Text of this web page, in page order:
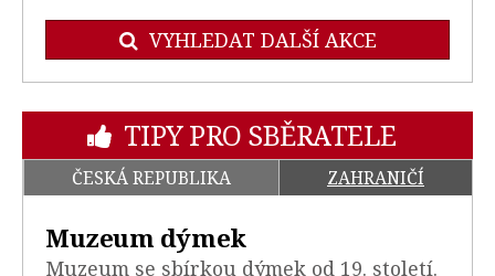
VYHLEDAT DALŠÍ AKCE
TIPY PRO SBĚRATELE
ČESKÁ REPUBLIKA ZAHRANIČÍ
Muzeum dýmek
Muzeum se sbírkou dýmek od 19. století.